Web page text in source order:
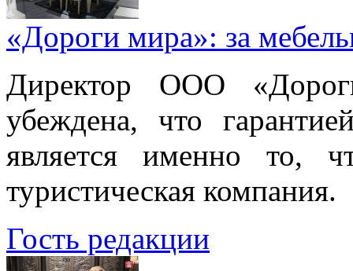
«Дороги мира»: за
Директор ООО
убеждена, что
является именно то,
туристическая компания.
Гость редакции